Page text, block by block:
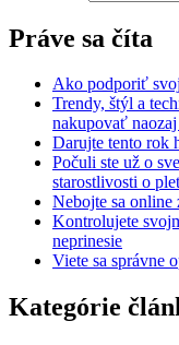
Práve sa číta
Ako podporiť
Trendy, štýl a
nakupovať
Darujte tento rok
Počuli ste už o
starostlivosti o
Nebojte sa
Kontrolujete
neprinesie
Viete sa správne
Kategórie